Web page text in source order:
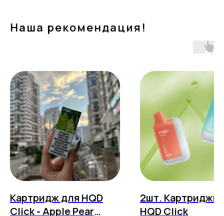
Наша рекомендация!
Картридж для HQD
Click - Apple Pear
2шт. Картриджи
HQD Click